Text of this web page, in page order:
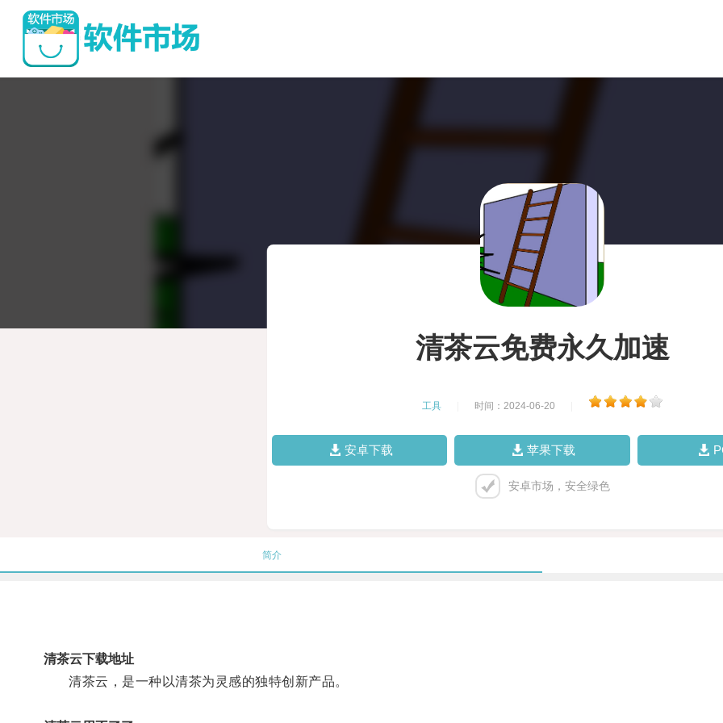
清茶云免费永久加速
工具 时间：2024-06-20
安卓下载 苹果下载
安卓市场，安全绿色
简介
清茶云下载地址
清茶云，是一种以清茶为灵感的独特创新产品。